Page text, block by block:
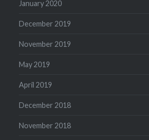
January 2020
December 2019
November 2019
May 2019
April 2019
December 2018
November 2018